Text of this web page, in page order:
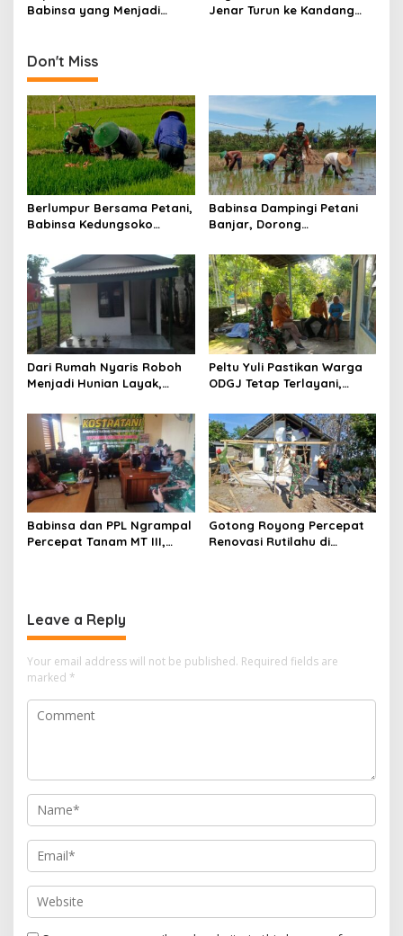
Warga
Babinsa yang Menjadi
Jenar Turun ke Kandang
Don't Miss
Berlumpur Bersama Petani,
Babinsa Kedungsoko
untuk Ketahanan Pangan
Babinsa Dampingi Petani
Banjar, Dorong
Ketahanan Pangan
Dari Rumah Nyaris Roboh
Menjadi Hunian Layak,
Wujudkan Harapan Ibu Feri
Peltu Yuli Pastikan Warga
ODGJ Tetap Terlayani,
Tengah Masyarakat
Babinsa dan PPL Ngrampal
Percepat Tanam MT III,
Gotong Royong Percepat
Renovasi Rutilahu di
Leave a Reply
Your email address will not be published. Required fields are
marked *